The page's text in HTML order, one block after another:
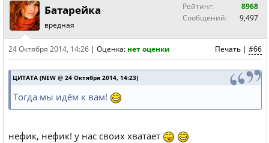
Батарейка
вредная
Рейтинг:
8968
Сообщений:
9,497
Печать | #66
24 Октября 2014, 14:26 | Оценка: нет оценки
ЦИТАТА (NEW @ 24 Октября 2014, 14:23)
Тогда мы идём к вам!
нефик, нефик! у нас своих хватает